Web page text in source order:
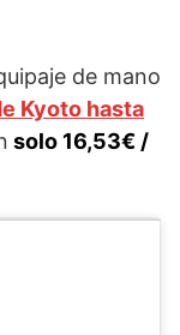
de mano
Kyoto hasta
solo 16,53€ /